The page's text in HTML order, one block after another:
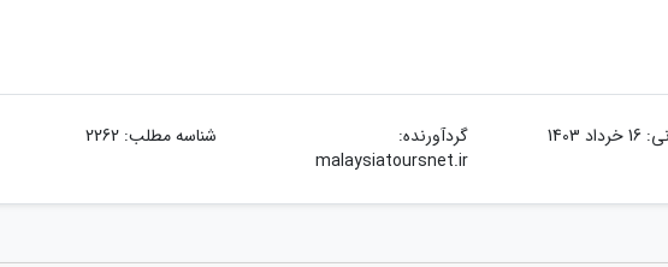
16 خرداد 1403
گردآورنده:
malaysiatoursnet.ir
شناسه مطلب: 2262